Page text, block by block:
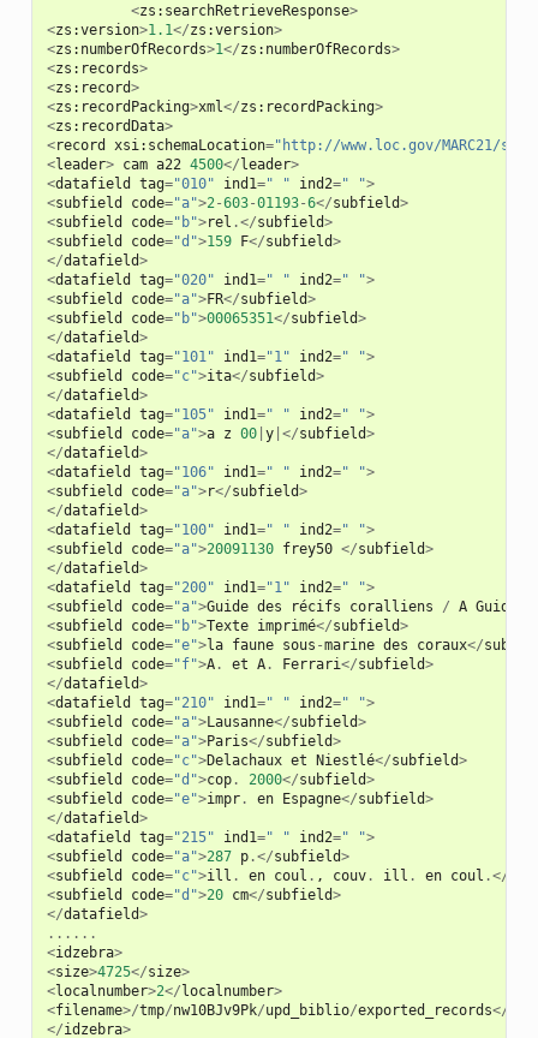
<zs : searchRetrieveResponse>
<zs :version>1.1</zs :version>
<zs : numberOfRecords>1</zs : numberOfRecords>
<zs : records>
<zs : record>
<zs : recordPacking>xml</zs : recordPacking>
<zs : recordData>
<record xsi: schemaLocation="http://www.loc.gov/MARC21/
<leader> cam a22 4500</leader>
<datafield tag="010" ind1=" " ind2=" ">
<subfield code="a">2-603-01193-6</subfield>
<subfield code="b">rel .</subfield>
<subfield code="d">159 F</subfield>
</datafield>
<datafield tag="020" ind1=" " ind2=" ">
<subfield code="a">FR</subfield>
<subfield code="b">00065351</subfield>
</datafield>
<datafield tag="101" ind1="1" ind2=" ">
<subfield code="c">ita</subfield>
</datafield>
<datafield tag="105" ind1=" " ind2=" ">
<subfield code="a">a z 00| y|</subfield>
</datafield>
<datafield tag="106" ind1=" " ind2=" ">
<subfield code="a">r</subfield>
</datafield>
<datafield tag="100" ind1=" " ind2=" ">
<subfield code="a">20091130 frey50 </subfield>
</datafield>
<datafield tag="200" ind1="1" ind2=" ">
<subfield code="a">Guide des récifs coralliens / A Guide
<subfield code="b">Texte imprimé</subfield>
<subfield code="e">la faune sous -marine des coraux</
<subfield code="f">A. et A. Ferrari</subfield>
</datafield>
<datafield tag="210" ind1=" " ind2=" ">
<subfield code="a">Lausanne</subfield>
<subfield code="a">Paris</subfield>
<subfield code="c">Delachaux et Niestlé</subfield>
<subfield code="d">cop. 2000</subfield>
<subfield code="e">impr. en Espagne</subfield>
</datafield>
<datafield tag="215" ind1=" " ind2=" ">
<subfield code="a">287 p.</subfield>
<subfield code="c">ill . en coul . , couv. ill . en coul .</
<subfield code="d">20 cm</subfield>
</datafield>
......
<idzebra>
<size>4725</size>
<localnumber>2</localnumber>
<filename>/tmp/nw10BJv9Pk/upd_biblio/exported_records</
</idzebra>